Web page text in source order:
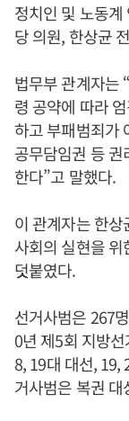
정치인 및 노동
당 의원, 한상균
법무부 관계자는
령 공약에 따라
하고 부패범죄가
공무담임권 등
한다”고 말했다.
이 관계자는 한
사회의 실현을
덧붙였다.
선거사범은 267
0년 제5회 지방
8, 19대 대선, 19,
거사범은 복권